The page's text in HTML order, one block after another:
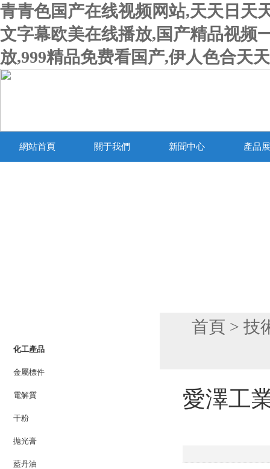
青青色国产在线视频网站,天天日天
文字幕欧美在线播放,国产精品视频
放,999精品免费看国产,伊人色合天
網站首頁 關于我們 新聞中心 產品
化工產品
金屬標件
電解質
干粉
拋光膏
藍丹油
首頁 > 技
愛澤工